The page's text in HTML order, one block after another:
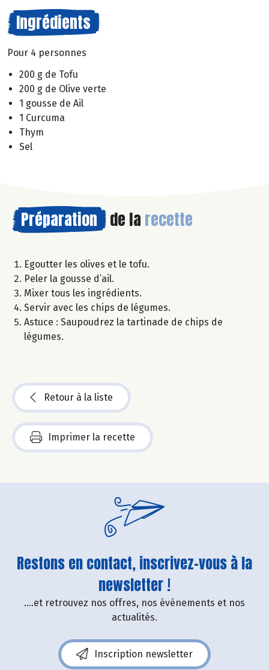
Ingrédients
Pour 4 personnes
200 g de Tofu
200 g de Olive verte
1 gousse de Ail
1 Curcuma
Thym
Sel
Préparation de la recette
Egoutter les olives et le tofu.
Peler la gousse d’ail.
Mixer tous les ingrédients.
Servir avec les chips de légumes.
Astuce : Saupoudrez la tartinade de chips de
légumes.
Retour à la liste
Imprimer la recette
Restons en contact, inscrivez-vous à la
newsletter !
....et retrouvez nos offres, nos événements et nos
actualités.
Inscription newsletter